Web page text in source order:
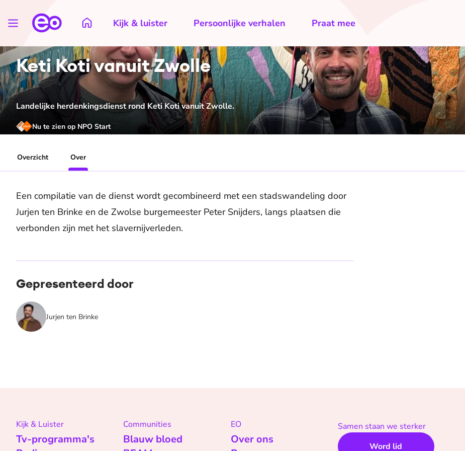
Kijk & luister Persoonlijke verhalen Praat mee
Keti Koti vanuit Zwolle
Landelijke herdenkingsdienst rond Keti Koti vanuit Zwolle.
Nu te zien op NPO Start
Overzicht Over
Een compilatie van de dienst wordt gecombineerd met een stadswandeling door
Jurjen ten Brinke en de Zwolse burgemeester Peter Snijders, langs plaatsen die
verbonden zijn met het slavernijverleden.
Gepresenteerd door
Jurjen ten Brinke
Kijk & Luister
Tv-programma's
Communities
Blauw bloed
EO
Over ons
Samen staan we sterker
Word lid